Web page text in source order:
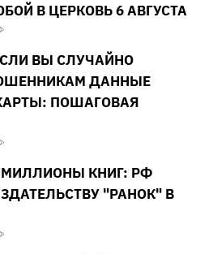
В ЦЕРКОВЬ 6 АВГУСТА
ВЫ СЛУЧАЙНО
ДАННЫЕ
ПОШАГОВАЯ
КНИГ: РФ
"РАНОК" В